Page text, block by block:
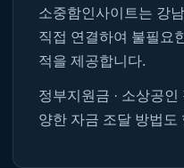
소중함인사이트는 강
직접 연결하여 불필요
적을 제공합니다.
정부지원금 · 소상공
양한 자금 조달 방법도